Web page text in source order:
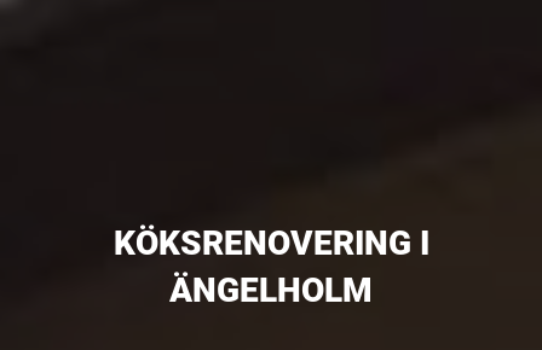
KÖKSRENOVERING I
ÄNGELHOLM